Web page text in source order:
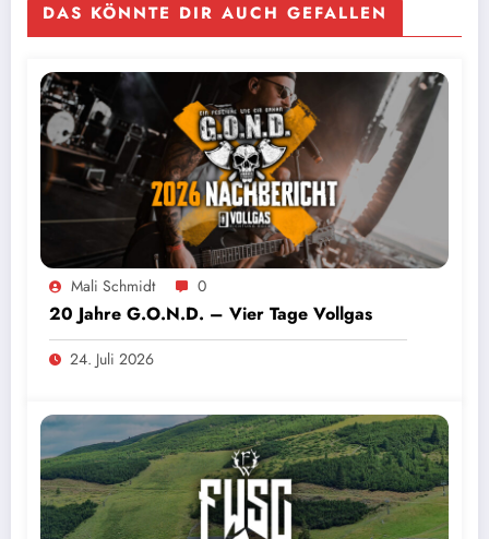
DAS KÖNNTE DIR AUCH GEFALLEN
Mali Schmidt 0
20 Jahre G.O.N.D. – Vier Tage Vollgas
24. Juli 2026